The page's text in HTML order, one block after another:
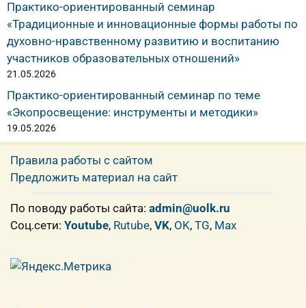
Практико-ориентированный семинар
«Традиционные и инновационные формы работы по
духовно-нравственному развитию и воспитанию
участников образовательных отношений»
21.05.2026
Практико-ориентированный семинар по теме
«Экопросвещение: инструменты и методики»
19.05.2026
Правила работы с сайтом
Предложить материал на сайт
По поводу работы сайта: admin@uolk.ru
Cоц.сети: Youtube, Rutube, VK, OK, TG, Max